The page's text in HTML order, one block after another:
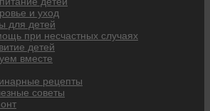
и уход
для детей
при несчастных случаях
детей
вместе
рецепты
советы